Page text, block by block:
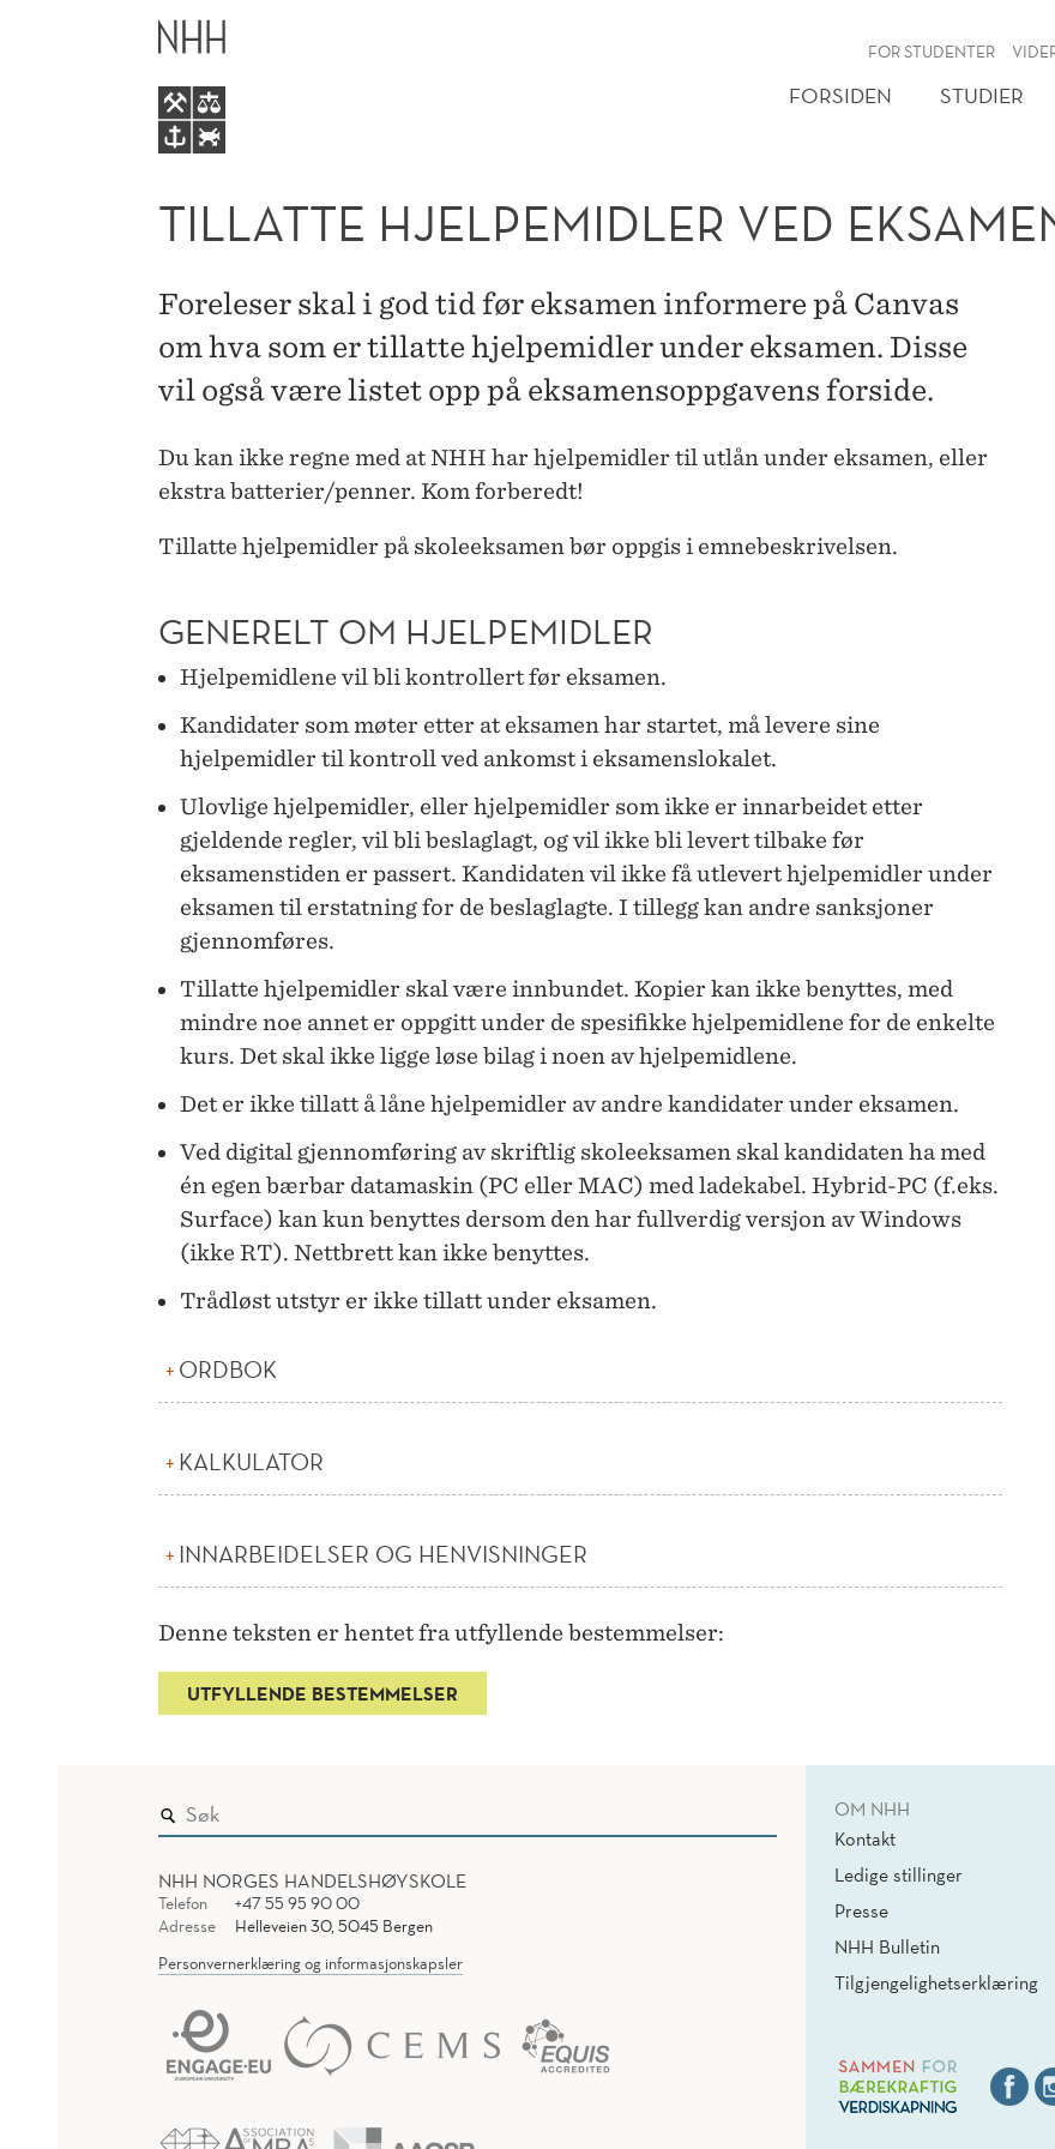
TILLATTE
HJELPEMIDLER
EKSAMEN
FOR STUDENTER
FORSIDEN STUDIER
TILLATTE HJELPEMIDLER VED
Foreleser skal i god tid før eksamen informere på Canvas
om hva som er tillatte hjelpemidler under eksamen. Disse
vil også være listet opp på eksamensoppgavens forside.
Du kan ikke regne med at NHH har hjelpemidler til utlån under eksamen, eller
ekstra batterier/penner. Kom forberedt!
Tillatte hjelpemidler på skoleeksamen bør oppgis i emnebeskrivelsen.
GENERELT OM HJELPEMIDLER
Hjelpemidlene vil bli kontrollert før eksamen.
Kandidater som møter etter at eksamen har startet, må levere sine
hjelpemidler til kontroll ved ankomst i eksamenslokalet.
Ulovlige hjelpemidler, eller hjelpemidler som ikke er innarbeidet etter
gjeldende regler, vil bli beslaglagt, og vil ikke bli levert tilbake før
eksamenstiden er passert. Kandidaten vil ikke få utlevert hjelpemidler under
eksamen til erstatning for de beslaglagte. I tillegg kan andre sanksjoner
gjennomføres.
Tillatte hjelpemidler skal være innbundet. Kopier kan ikke benyttes, med
mindre noe annet er oppgitt under de spesifikke hjelpemidlene for de enkelte
kurs. Det skal ikke ligge løse bilag i noen av hjelpemidlene.
Det er ikke tillatt å låne hjelpemidler av andre kandidater under eksamen.
Ved digital gjennomføring av skriftlig skoleeksamen skal kandidaten ha med
én egen bærbar datamaskin (PC eller MAC) med ladekabel. Hybrid-PC (f.eks.
Surface) kan kun benyttes dersom den har fullverdig versjon av Windows
(ikke RT). Nettbrett kan ikke benyttes.
Trådløst utstyr er ikke tillatt under eksamen.
ORDBOK
KALKULATOR
INNARBEIDELSER OG HENVISNINGER
Denne teksten er hentet fra utfyllende bestemmelser:
UTFYLLENDE BESTEMMELSER
NHH NORGES HANDELSHØYSKOLE
Telefon
+47 55 95 90 00
Adresse
Helleveien 30, 5045 Bergen
Personvernerklæring og informasjonskapsler
OM NHH
Kontakt
Ledige stillinger
Presse
NHH Bulletin
Tilgjengelighetserklæring